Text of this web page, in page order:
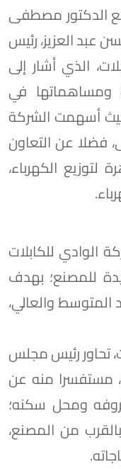
الدكتور مصطفى
العزيز، رئيس
الذي أشار إلى
ومساهماتها في
أسهمت الشركة
فضلا عن التعاون
الكهرباء،
الوادي للكابلات
للمصنع؛ بهدف
المتوسط والعالي،
تحاور رئيس مجلس
مستفسرا منه عن
ومحل سكنه؛
من المصنع،